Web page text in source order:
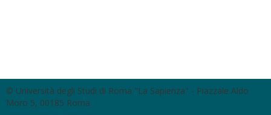
© Università degli Studi di Roma "La Sapienza" - Piazzale Aldo
Moro 5, 00185 Roma